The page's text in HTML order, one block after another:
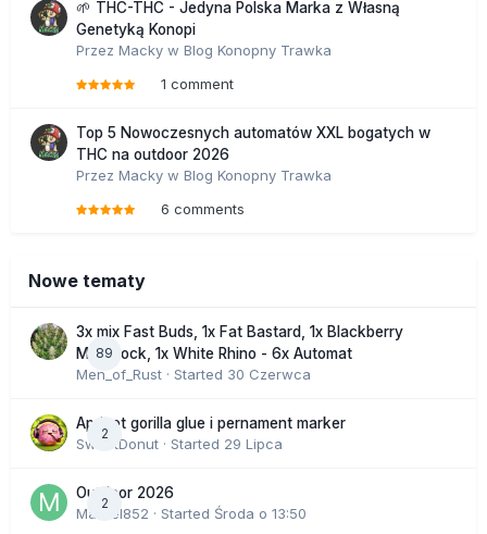
🌱 THC-THC - Jedyna Polska Marka z Własną
Genetyką Konopi
Przez Macky w Blog Konopny Trawka
1 comment
Top 5 Nowoczesnych automatów XXL bogatych w
THC na outdoor 2026
Przez Macky w Blog Konopny Trawka
6 comments
Nowe tematy
89
3x mix Fast Buds, 1x Fat Bastard, 1x Blackberry
Moonrock, 1x White Rhino - 6x Automat
Men_of_Rust · Started 30 Czerwca
2
Apricot gorilla glue i pernament marker
SweetDonut · Started 29 Lipca
2
Outdoor 2026
Marcel852 · Started Środa o 13:50